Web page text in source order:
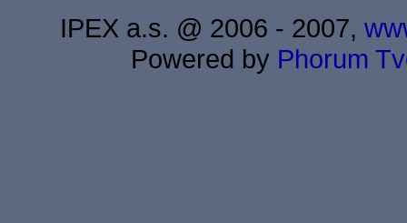
IPEX a.s. @ 2006 - 2007,
Powered by Phorum